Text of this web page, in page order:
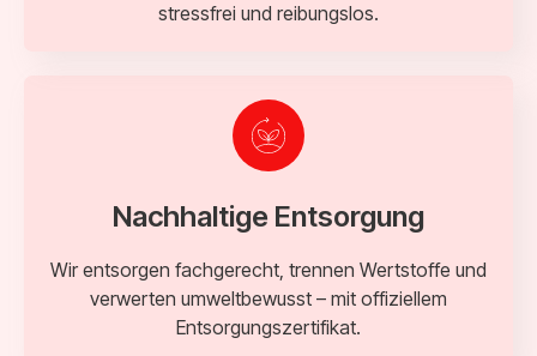
stressfrei und reibungslos.
Nachhaltige Entsorgung
Wir entsorgen fachgerecht, trennen Wertstoffe und
verwerten umweltbewusst – mit offiziellem
Entsorgungszertifikat.